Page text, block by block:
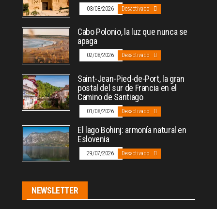
03/08/2026 Desactivado
Cabo Polonio, la luz que nunca se
apaga
02/08/2026 Desactivado
Saint-Jean-Pied-de-Port, la gran
postal del sur de Francia en el
Camino de Santiago
01/08/2026 Desactivado
El lago Bohinj: armonía natural en
Eslovenia
29/07/2026 Desactivado
NEWSLETTER